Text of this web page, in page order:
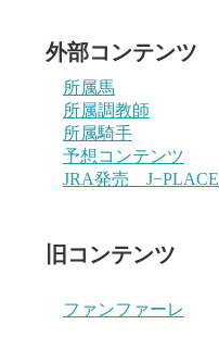
外部コンテンツ
所属馬
所属調教師
所属騎手
予想コンテンツ
JRA発売 J−PLACE
旧コンテンツ
ファンファーレ